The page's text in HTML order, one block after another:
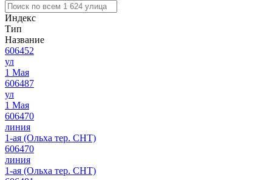
Индекс
Тип
Название
606452
ул
1 Мая
606487
ул
1 Мая
606470
линия
1-ая (Ольха тер. СНТ)
606470
линия
1-ая (Ольха тер. СНТ)